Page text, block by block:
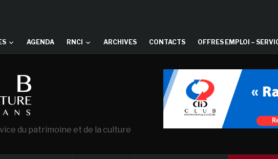
AGENDA RNCI ARCHIVES CONTACTS OFFRES EMPLOI –
du patrimoine et de la culture